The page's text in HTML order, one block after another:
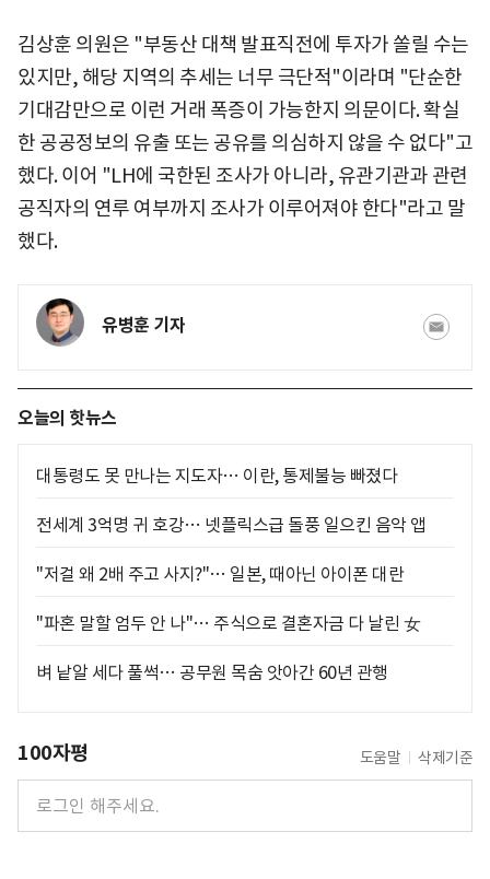
김상훈 의원은 "부동산 대책 발표직전에 투자가 쏠릴 수는
있지만, 해당 지역의 추세는 너무 극단적"이라며 "단순한
기대감만으로 이런 거래 폭증이 가능한지 의문이다. 확실
한 공공정보의 유출 또는 공유를 의심하지 않을 수 없다"고
했다. 이어 "LH에 국한된 조사가 아니라, 유관기관과 관련
공직자의 연루 여부까지 조사가 이루어져야 한다"라고 말
했다.
유병훈 기자
오늘의 핫뉴스
대통령도 못 만나는 지도자… 이란, 통제불능 빠졌다
전세계 3억명 귀 호강… 넷플릭스급 돌풍 일으킨 음악 앱
"저걸 왜 2배 주고 사지?"… 일본, 때아닌 아이폰 대란
"파혼 말할 엄두 안 나"… 주식으로 결혼자금 다 날린 女
벼 낱알 세다 풀썩… 공무원 목숨 앗아간 60년 관행
100자평 도움말 삭제기준